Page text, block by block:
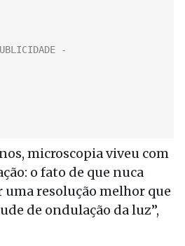
microscopia viveu com
o fato de que nuca
uma resolução melhor que
de ondulação da luz”,